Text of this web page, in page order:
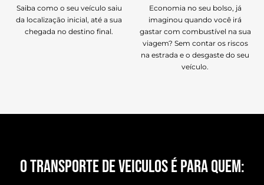
Saiba como o seu veículo saiu
da localização inicial, até a sua
chegada no destino final.
Economia no seu bolso, já
imaginou quando você irá
gastar com combustível na sua
viagem? Sem contar os riscos
na estrada e o desgaste do seu
veículo.
O TRANSPORTE DE VEICULOS É PARA QUEM: